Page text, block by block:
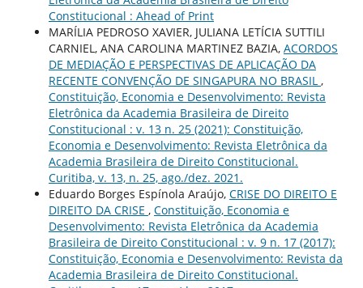
Constitucional : Ahead of Print
MARÍLIA PEDROSO XAVIER, JULIANA LETÍCIA SUTTILI
CARNIEL, ANA CAROLINA MARTINEZ BAZIA, ACORDOS
DE MEDIAÇÃO E PERSPECTIVAS DE APLICAÇÃO DA
RECENTE CONVENÇÃO DE SINGAPURA NO BRASIL ,
Constituição, Economia e Desenvolvimento: Revista
Eletrônica da Academia Brasileira de Direito
Constitucional : v. 13 n. 25 (2021): Constituição,
Economia e Desenvolvimento: Revista Eletrônica da
Academia Brasileira de Direito Constitucional.
Curitiba, v. 13, n. 25, ago./dez. 2021.
Eduardo Borges Espínola Araújo, CRISE DO DIREITO E
DIREITO DA CRISE , Constituição, Economia e
Desenvolvimento: Revista Eletrônica da Academia
Brasileira de Direito Constitucional : v. 9 n. 17 (2017):
Constituição, Economia e Desenvolvimento: Revista da
Academia Brasileira de Direito Constitucional.